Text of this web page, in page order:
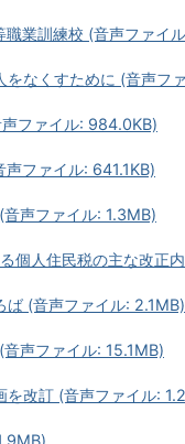
業訓練校 (音声ファイ
をなくすために (音声フ
ファイル: 984.0KB)
ファイル: 641.1KB)
声ファイル: 1.3MB)
個人住民税の主な改正
ば (音声ファイル: 2.1MB)
声ファイル: 15.1MB)
改訂 (音声ファイル: